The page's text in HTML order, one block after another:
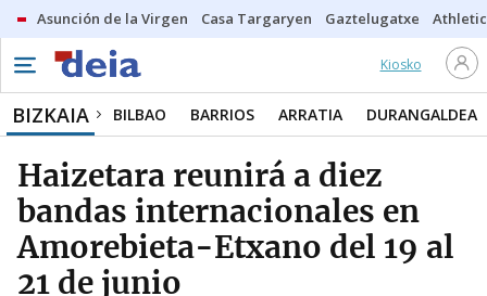
Asunción de la Virgen Casa Targaryen Gaztelugatxe Athletic
Kiosko
BIZKAIA BILBAO BARRIOS ARRATIA DURANGALDEA
Haizetara reunirá a diez
bandas internacionales en
Amorebieta-Etxano del 19 al
21 de junio